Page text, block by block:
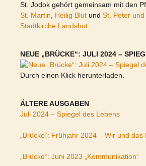
St. Jodok gehört gemeinsam mit den
St. Martin
Heilig Blut und St. Peter und
Stadtkirche Landshut
NEUE „BRÜCKE“: JULI 2024 –
Durch einen Klick herunterladen.
ÄLTERE AUSGABEN
Juli 2024 – Spiegel des Lebens
„Brücke“: Frühjahr 2024 – Wir und das
„Brücke“: Juni 2023 „Kommunikation“